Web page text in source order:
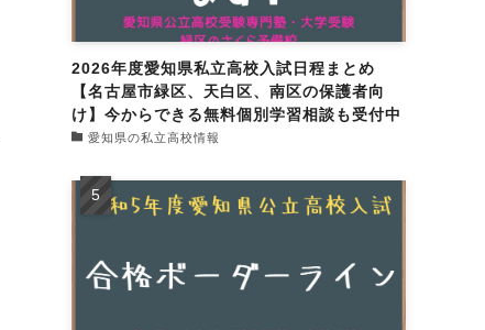
2026年度愛知県私立高校入試日程まとめ
【名古屋市緑区、天白区、南区の保護者向
け】今からできる無料個別学習相談も受付中
愛知県の私立高校情報